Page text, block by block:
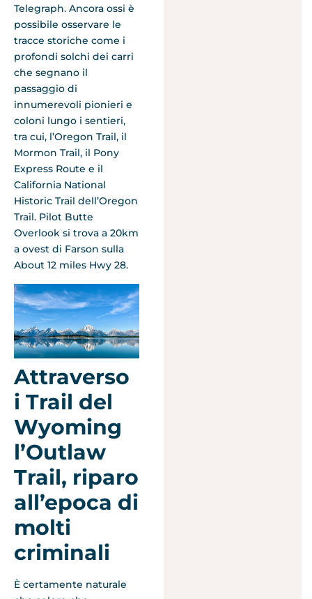
Telegraph. Ancora ossi è
possibile osservare le
tracce storiche come i
profondi solchi dei carri
che segnano il
passaggio di
innumerevoli pionieri e
coloni lungo i sentieri,
tra cui, l’Oregon Trail, il
Mormon Trail, il Pony
Express Route e il
California National
Historic Trail dell’Oregon
Trail. Pilot Butte
Overlook si trova a 20km
a ovest di Farson sulla
About 12 miles Hwy 28.
Attraverso
i Trail del
Wyoming
l’Outlaw
Trail, riparo
all’epoca di
molti
criminali
È certamente naturale